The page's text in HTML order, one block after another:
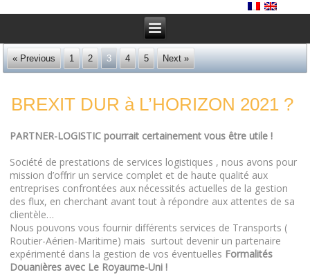
« Previous 1 2 3 4 5 Next »
BREXIT DUR à L’HORIZON 2021 ?
PARTNER-LOGISTIC pourrait certainement vous être utile !
Société de prestations de services logistiques , nous avons pour
mission d’offrir un service complet et de haute qualité aux
entreprises confrontées aux nécessités actuelles de la gestion
des flux, en cherchant avant tout à répondre aux attentes de sa
clientèle…
Nous pouvons vous fournir différents services de Transports (
Routier-Aérien-Maritime) mais surtout devenir un partenaire
expérimenté dans la gestion de vos éventuelles Formalités
Douanières avec Le Royaume-Uni !